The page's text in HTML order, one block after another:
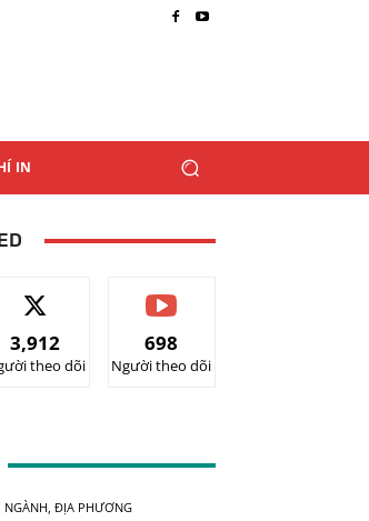
IN
3,912
theo dõi
698
Người theo dõi
NGÀNH, ĐỊA PHƯƠNG